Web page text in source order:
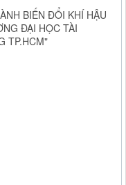
BIẾN ĐỔI KHÍ HẬU
ĐẠI HỌC TÀI
TP.HCM"